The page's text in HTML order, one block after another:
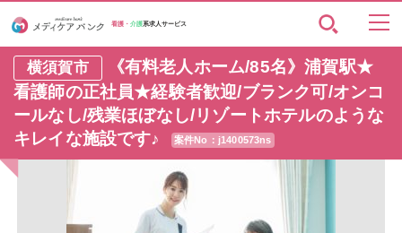
看護・介護系求人サービス
横須賀市
《有料老人ホーム/85名》浦賀駅★
看護師の正社員★経験者歓迎/ブランク可/オンコ
ールなし/残業ほぼなし/リゾートホテルのような
キレイな施設です♪
案件No：j1400573ns